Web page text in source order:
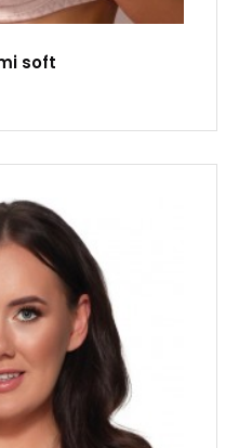
soft